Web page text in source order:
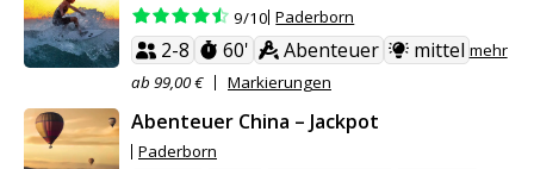
9/10 Paderborn
2-8 60' Abenteuer mittel mehr
ab 99,00 €
Markierungen
Abenteuer China – Jackpot
Paderborn